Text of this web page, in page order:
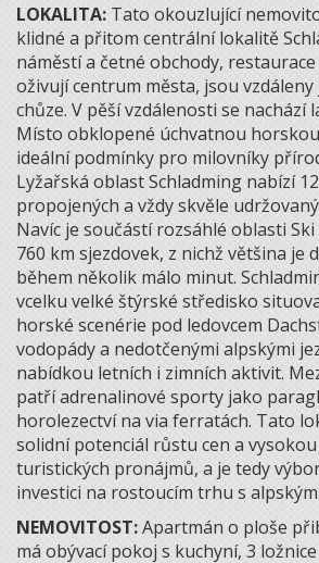
LOKALITA: Tato okouzlující
klidné a přitom centrální lokalitě
náměstí a četné obchody,
oživují centrum města, jsou
chůze. V pěší vzdálenosti se nachází
Místo obklopené úchvatnou
ideální podmínky pro milovníky
Lyžařská oblast Schladming nabízí
propojených a vždy skvěle
Navíc je součástí rozsáhlé oblasti Ski
760 km sjezdovek, z nichž většina je
během několik málo minut.
vcelku velké štýrské středisko
horské scenérie pod ledovcem
vodopády a nedotčenými alpskými
nabídkou letních i zimních aktivit.
patří adrenalinové sporty jako
horolezectví na via ferratách. Tato
solidní potenciál růstu cen a
turistických pronájmů, a je tedy
investici na rostoucím trhu s
NEMOVITOST:Apartmán o ploše
má obývací pokoj s kuchyní, 3